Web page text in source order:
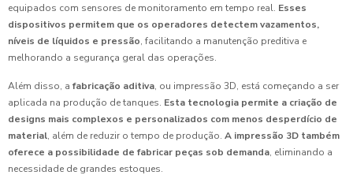
equipados com sensores de monitoramento em tempo real. Esses
dispositivos permitem que os operadores detectem vazamentos,
níveis de líquidos e pressão, facilitando a manutenção preditiva e
melhorando a segurança geral das operações.
Além disso, a fabricação aditiva, ou impressão 3D, está começando a ser
aplicada na produção de tanques. Esta tecnologia permite a criação de
designs mais complexos e personalizados com menos desperdício de
material, além de reduzir o tempo de produção. A impressão 3D também
oferece a possibilidade de fabricar peças sob demanda, eliminando a
necessidade de grandes estoques.